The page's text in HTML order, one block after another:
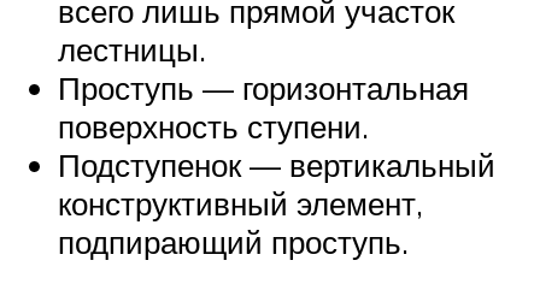
всего лишь прямой участок
лестницы.
Проступь — горизонтальная
поверхность ступени.
Подступенок — вертикальный
конструктивный элемент,
подпирающий проступь.